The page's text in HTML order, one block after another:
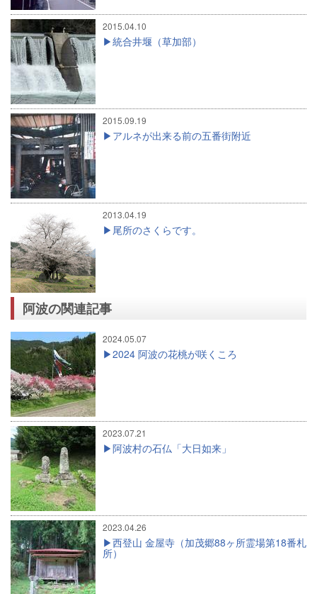
2015.04.10
統合井堰（草加部）
2015.09.19
アルネが出来る前の五番街附近
2013.04.19
尾所のさくらです。
阿波の関連記事
2024.05.07
2024 阿波の花桃が咲くころ
2023.07.21
阿波村の石仏「大日如来」
2023.04.26
西登山 金屋寺（加茂郷88ヶ所霊場第18番札
所）